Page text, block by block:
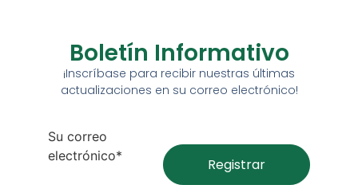
Boletín Informativo
¡Inscríbase para recibir nuestras últimas
actualizaciones en su correo electrónico!
Su correo
electrónico*